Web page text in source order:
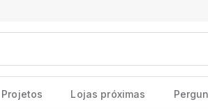
Projetos Lojas próximas